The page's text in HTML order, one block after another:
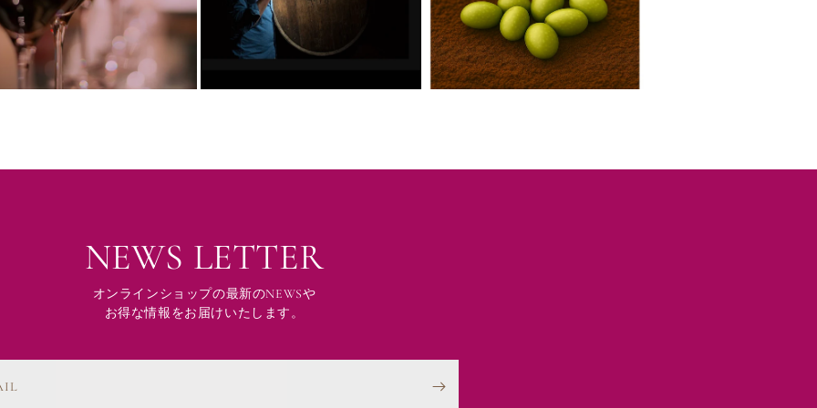
NEWS LETTER
オンラインショップの最新のNEWSや
お得な情報をお届けいたします。